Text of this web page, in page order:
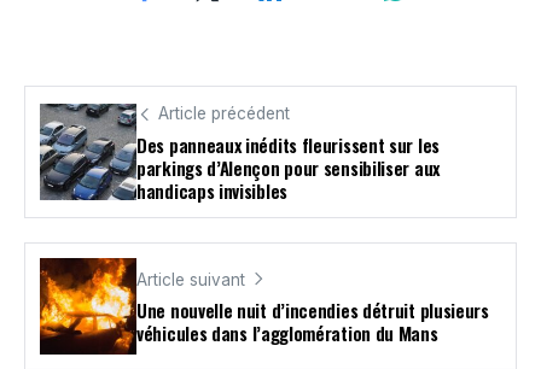
Article précédent
Des panneaux inédits fleurissent sur les
parkings d’Alençon pour sensibiliser aux
handicaps invisibles
Article suivant
Une nouvelle nuit d’incendies détruit plusieurs
véhicules dans l’agglomération du Mans